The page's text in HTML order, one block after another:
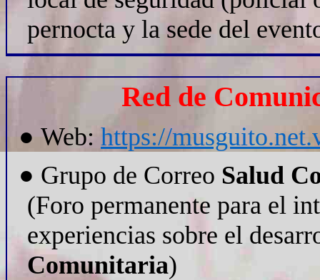
pernocta y la sede del
Red de
● Web: https://
● Grupo de Correo Salud
(Foro permanente para el
experiencias sobre el
Comunitaria)